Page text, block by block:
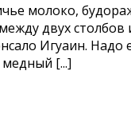
молоко,
двух столбов
Игуаин.
[...]